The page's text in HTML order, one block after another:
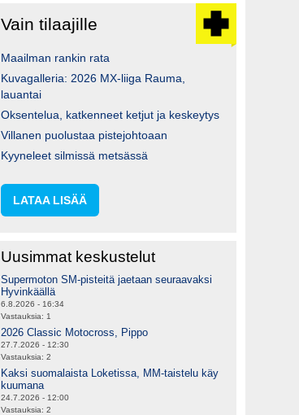
Vain tilaajille
Maailman rankin rata
Kuvagalleria: 2026 MX-liiga Rauma,
lauantai
Oksentelua, katkenneet ketjut ja keskeytys
Villanen puolustaa pistejohtoaan
Kyyneleet silmissä metsässä
LATAA LISÄÄ
Uusimmat keskustelut
Supermoton SM-pisteitä jaetaan seuraavaksi
Hyvinkäällä
6.8.2026 - 16:34
Vastauksia: 1
2026 Classic Motocross, Pippo
27.7.2026 - 12:30
Vastauksia: 2
Kaksi suomalaista Loketissa, MM-taistelu käy
kuumana
24.7.2026 - 12:00
Vastauksia: 2